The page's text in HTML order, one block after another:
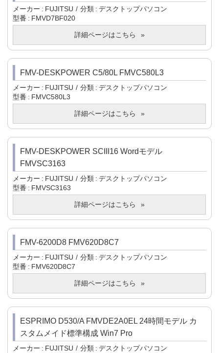
メーカー FUJITSU 分類
デスクトップパソコン
型番
FMVD7BF020
詳細ページはこちら
FMV-DESKPOWER C5/80L FMVC580L3
メーカー FUJITSU 分類
デスクトップパソコン
型番
FMVC580L3
詳細ページはこちら
FMV-DESKPOWER SCIII16 Wordモデル
FMVSC3163
メーカー FUJITSU 分類
デスクトップパソコン
型番
FMVSC3163
詳細ページはこちら
FMV-6200D8 FMV620D8C7
メーカー FUJITSU 分類
デスクトップパソコン
型番
FMV620D8C7
詳細ページはこちら
ESPRIMO D530/A FMVDE2A0EL 24時間モデル カ
スタムメイド標準構成 Win7 Pro
メーカー FUJITSU 分類
デスクトップパソコン